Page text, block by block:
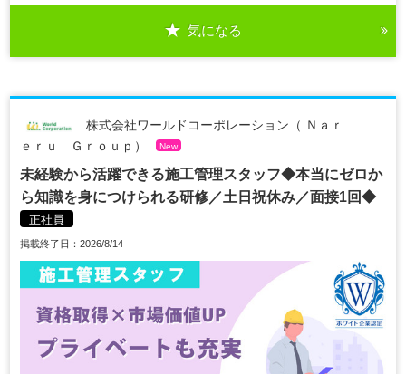
気になる
株式会社ワールドコーポレーション（ Ｎａｒ
ｅｒｕ Ｇｒｏｕｐ）
New
未経験から活躍できる施工管理スタッフ◆本当にゼロか
ら知識を身につけられる研修／土日祝休み／面接1回◆
正社員
掲載終了日：2026/8/14